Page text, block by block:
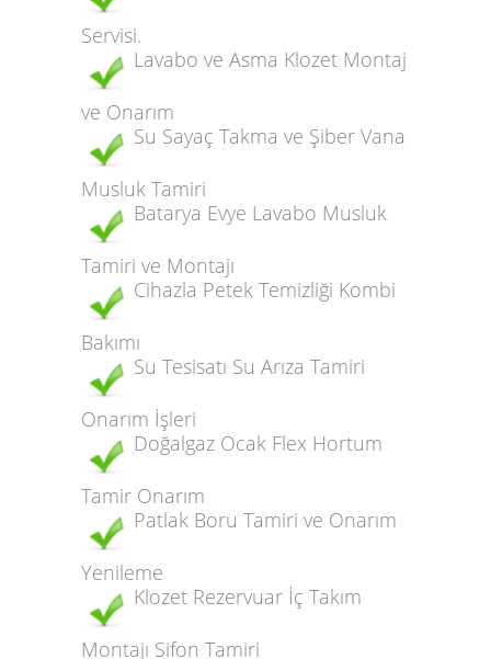
Servisi.
Lavabo ve Asma Klozet Montaj
ve Onarım
Su Sayaç Takma ve Şiber Vana
Musluk Tamiri
Batarya Evye Lavabo Musluk
Tamiri ve Montajı
Cihazla Petek Temizliği Kombi
Bakımı
Su Tesisatı Su Arıza Tamiri
Onarım İşleri
Doğalgaz Ocak Flex Hortum
Tamir Onarım
Patlak Boru Tamiri ve Onarım
Yenileme
Klozet Rezervuar İç Takım
Montajı Sifon Tamiri